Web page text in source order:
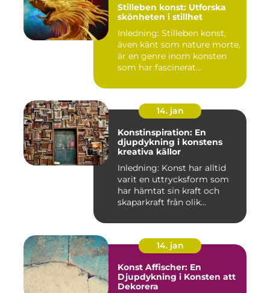
Stilleben konst: Utforska
skönheten i stillhet
Inledning: Stilleben konst,
även känt som nature morte,
är en genre inom konsten
som har fascinerat...
14. jan
Konstinspiration: En
djupdykning i konstens
kreativa källor
Inledning: Konst har alltid
varit en uttrycksform som
har hämtat sin kraft och
skaparkraft från olik...
14. jan
Konst Affischer: En
Djupdykning i Konsten att
Dekorera